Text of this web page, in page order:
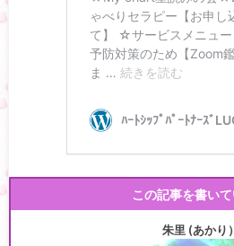
この記事を書い
朱里 (あかり）